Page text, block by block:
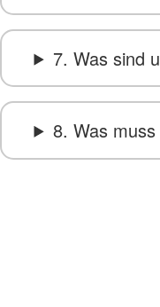
7. Was sind
8. Was